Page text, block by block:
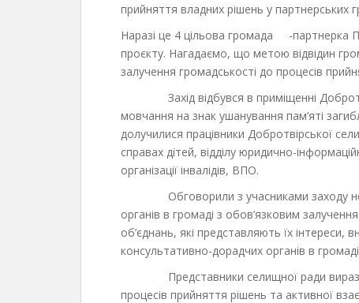
прийняття владних рішень у
Наразі це 4 цільова громада -партнерка
проєкту. Нагадаємо, що метою відвідин
залучення громадськості до процесів
Захід відбувся в приміщенні
мовчання на знак ушанування пам’яті
долучилися працівники Добротвірської
справах дітей, відділу юридично-
організації інвалідів, ВПО.
Обговорили з учасниками заходу
органів в громаді з обов’язковим
об’єднань, які представляють їх інтереси,
консультативно-дорадчих органів в
Представники селищної ради
процесів прийняття рішень та активної